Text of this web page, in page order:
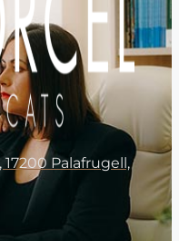
Palafrugell,